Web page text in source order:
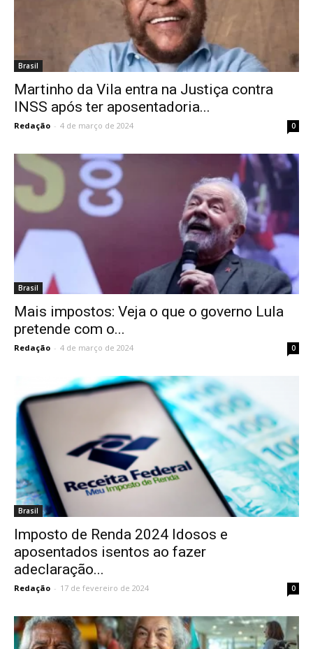
Brasil
Martinho da Vila entra na Justiça contra
INSS após ter aposentadoria...
Redação - 4 de março de 2024 0
Brasil
Mais impostos: Veja o que o governo Lula
pretende com o...
Redação - 4 de março de 2024 0
Brasil
Imposto de Renda 2024 Idosos e
aposentados isentos ao fazer
adeclaração...
Redação - 17 de fevereiro de 2024 0